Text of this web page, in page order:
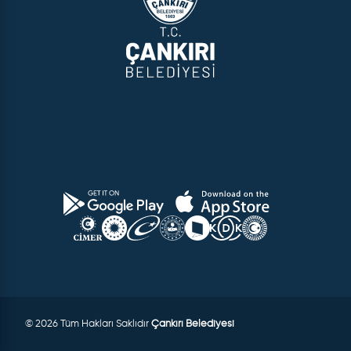
© 2026 Tüm Hakları Saklıdır Çankırı Belediyesi